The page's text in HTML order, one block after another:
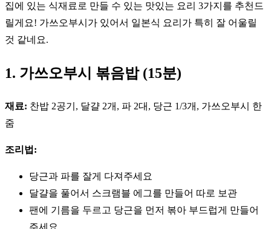
집에 있는 식재료로 만들 수 있는 맛있는 요리 3가지를 추천드
릴게요! 가쓰오부시가 있어서 일본식 요리가 특히 잘 어울릴
것 같네요.
1. 가쓰오부시 볶음밥 (15분)
재료: 찬밥 2공기, 달걀 2개, 파 2대, 당근 1/3개, 가쓰오부시 한
줌
조리법:
당근과 파를 잘게 다져주세요
달걀을 풀어서 스크램블 에그를 만들어 따로 보관
팬에 기름을 두르고 당근을 먼저 볶아 부드럽게 만들어